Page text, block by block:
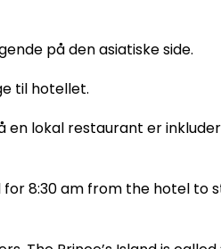
på den asiatiske side.
til hotellet.
lokal restaurant er
8:30 am from the hotel to